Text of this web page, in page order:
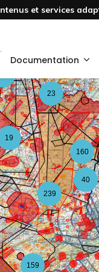
et services
Documentation
159
19
40
23
160
239